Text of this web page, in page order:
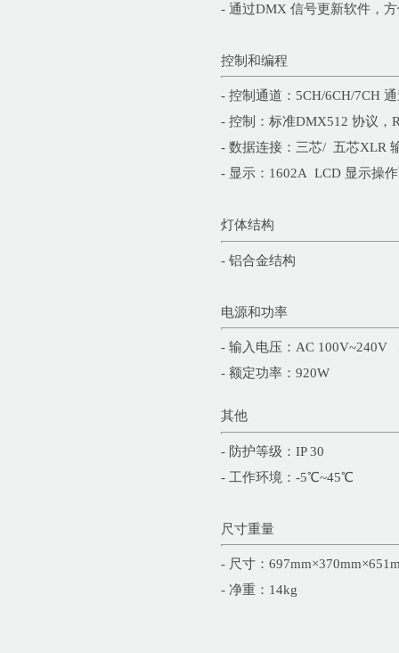
- 通过DMX 信号更新软件，
控制和编程
- 控制通道：5CH/6CH/7CH
- 控制：标准DMX512 协议，
- 数据连接：三芯/ 五芯XLR
- 显示：1602A LCD 显示操
灯体结构
- 铝合金结构
电源和功率
- 输入电压：AC 100V~240V
- 额定功率：920W
其他
- 防护等级：IP 30
- 工作环境：-5℃~45℃
尺寸重量
- 尺寸：
- 净重：14kg